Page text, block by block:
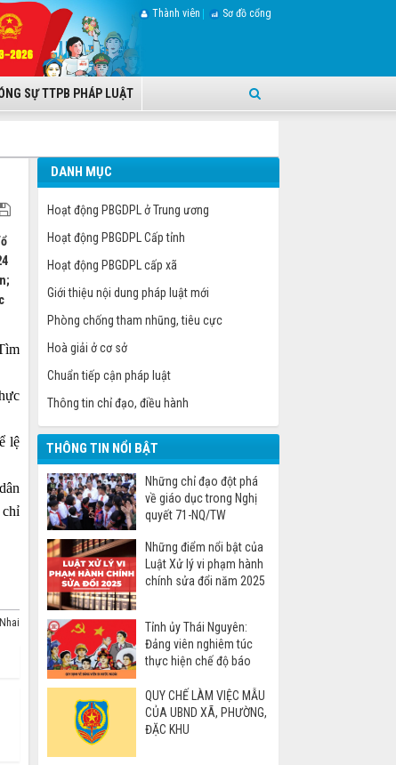
SỰ TTPB PHÁP LUẬT
Thành viên Sơ đồ cổng
lệ
dân
DANH MỤC
Hoạt động PBGDPL ở Trung ương
Hoạt động PBGDPL Cấp tỉnh
Hoạt động PBGDPL cấp xã
Giới thiệu nội dung pháp luật mới
Phòng chống tham nhũng, tiêu cực
Hoà giải ở cơ sở
Chuẩn tiếp cận pháp luật
Thông tin chỉ đạo, điều hành
THÔNG TIN NỔI BẬT
Những chỉ đạo đột phá
về giáo dục trong Nghị
quyết 71-NQ/TW
Những điểm nổi bật của
Luật Xử lý vi phạm hành
chính sửa đổi năm 2025
Tỉnh ủy Thái Nguyên:
Đảng viên nghiêm túc
thực hiện chế độ báo
QUY CHẾ LÀM VIỆC MẪU
CỦA UBND XÃ, PHƯỜNG,
ĐẶC KHU